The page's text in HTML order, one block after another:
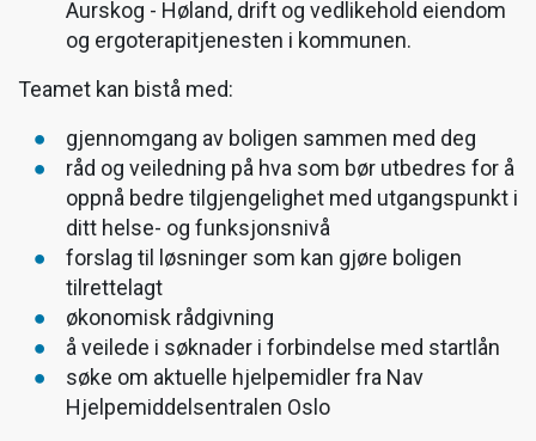
Aurskog - Høland, drift og vedlikehold eiendom
og ergoterapitjenesten i kommunen.
Teamet kan bistå med:
gjennomgang av boligen sammen med deg
råd og veiledning på hva som bør utbedres for å
oppnå bedre tilgjengelighet med utgangspunkt i
ditt helse- og funksjonsnivå
forslag til løsninger som kan gjøre boligen
tilrettelagt
økonomisk rådgivning
å veilede i søknader i forbindelse med startlån
søke om aktuelle hjelpemidler fra Nav
Hjelpemiddelsentralen Oslo